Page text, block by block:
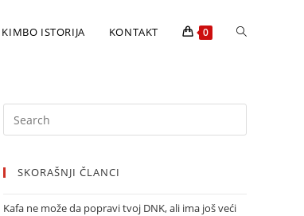
KIMBO ISTORIJA KONTAKT 0
SKORAŠNJI ČLANCI
Kafa ne može da popravi tvoj DNK, ali ima još veći